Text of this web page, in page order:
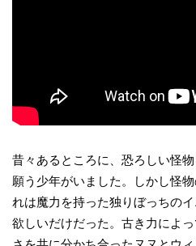
昔々あるところに、恐ろしい怪
願う少年がいました。しかし怪
れは魔力を持った独りぼっちの
欲しいだけだった。古き力によ